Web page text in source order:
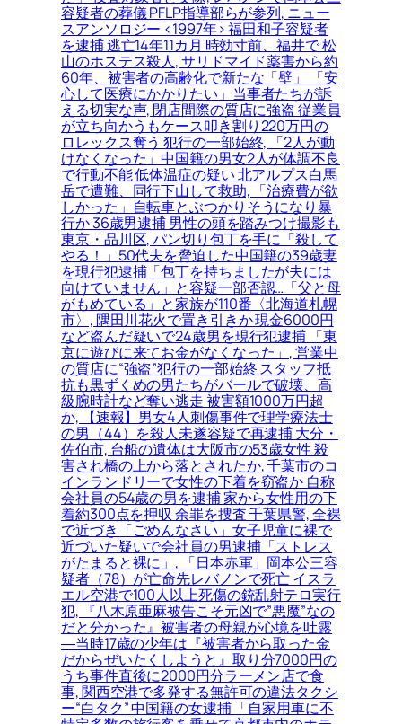
容疑者の葬儀 PFLP指導部らが参列, ニュー
スアンソロジー <1997年> 福田和子容疑者
を逮捕 逃亡14年11カ月 時効寸前、福井で 松
山のホステス殺人, サリドマイド薬害から約
60年、被害者の高齢化で新たな「壁」 「安
心して医療にかかりたい」当事者たちが訴
える切実な声, 閉店間際の質店に強盗 従業員
が立ち向かうもケース叩き割り220万円の
ロレックス奪う 犯行の一部始終, 「2人が動
けなくなった」中国籍の男女2人が体調不良
で行動不能 低体温症の疑い 北アルプス白馬
岳で遭難、同行下山して救助, 「治療費が欲
しかった」自転車とぶつかりそうになり暴
行か 36歳男逮捕 男性の頭を踏みつけ撮影も
東京・品川区, パン切り包丁を手に「殺して
やる！」50代夫を脅迫した中国籍の39歳妻
を現行犯逮捕「包丁を持ちましたが夫には
向けていません」と容疑一部否認…「父と母
がもめている」と家族が110番〈北海道札幌
市〉, 隅田川花火で置き引きか 現金6000円
など盗んだ疑いで24歳男を現行犯逮捕 「東
京に遊びに来てお金がなくなった」, 営業中
の質店に“強盗”犯行の一部始終 スタッフ抵
抗も黒ずくめの男たちがバールで破壊、高
級腕時計など奪い逃走 被害額1000万円超
か, 【速報】男女4人刺傷事件で理学療法士
の男（44）を殺人未遂容疑で再逮捕 大分・
佐伯市, 台船の遺体は大阪市の53歳女性 殺
害され橋の上から落とされたか, 千葉市のコ
インランドリーで女性の下着を窃盗か 自称
会社員の54歳の男を逮捕 家から女性用の下
着約300点を押収 余罪を捜査 千葉県警, 全裸
で近づき「ごめんなさい」女子児童に裸で
近づいた疑いで会社員の男逮捕「ストレス
がたまると裸に」, 「日本赤軍」岡本公三容
疑者（78）が亡命先レバノンで死亡 イスラ
エル空港で100人以上死傷の銃乱射テロ実行
犯, 『八木原亜麻被告こそ元凶で”悪魔”なの
だと分かった』被害者の母親が心境を吐露
―当時17歳の少年は『被害者から取った金
だからぜいたくしようと』取り分7000円の
うち事件直後に2000円分ラーメン店で食
事, 関西空港で多発する無許可の違法タクシ
ー“白タク” 中国籍の女逮捕 「自家用車に不